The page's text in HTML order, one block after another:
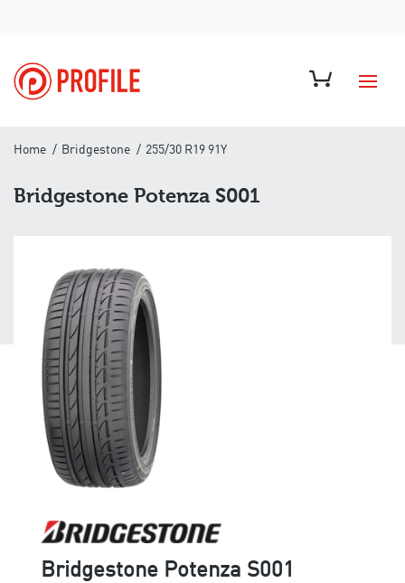
Home Bridgestone 255/30 R19 91Y
Bridgestone Potenza S001
Bridgestone Potenza S001